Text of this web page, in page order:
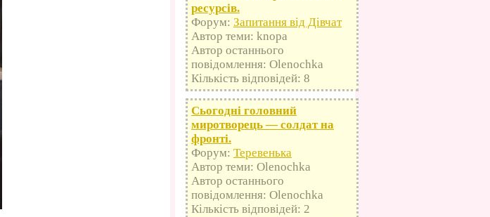
ресурсів.
Форум: Запитання від Дівчат
Автор теми: knopa
Автор останнього
повідомлення: Olenochka
Кількість відповідей: 8
Сьогодні головний
миротворець — солдат на
фронті.
Форум: Теревенька
Автор теми: Olenochka
Автор останнього
повідомлення: Olenochka
Кількість відповідей: 2